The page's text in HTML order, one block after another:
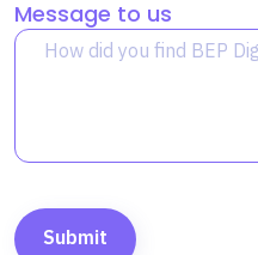
Message to us